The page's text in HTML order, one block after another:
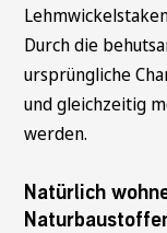
Durch die
ursprüngliche
und gleichzeitig
werden.
Natürlich